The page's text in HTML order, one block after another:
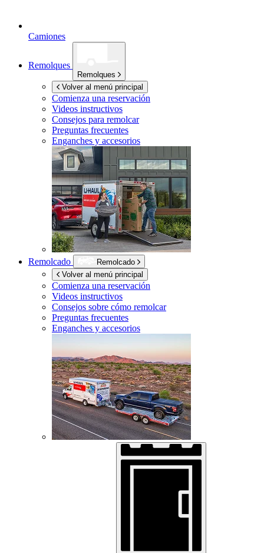
Camiones
Remolques
Remolques
Volver al menú principal
Comienza una reservación
Videos instructivos
Consejos para remolcar
Preguntas frecuentes
Enganches y accesorios
Remolcado
Remolcado
Volver al menú principal
Comienza una reservación
Videos instructivos
Consejos sobre cómo remolcar
Preguntas frecuentes
Enganches y accesorios